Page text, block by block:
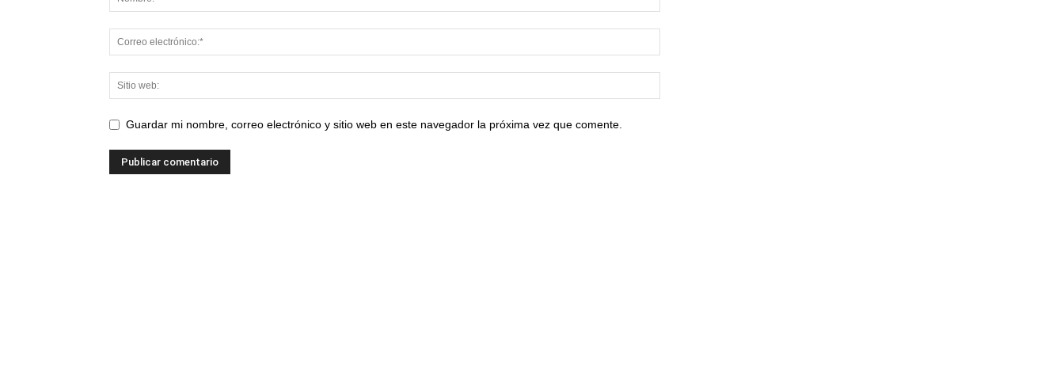
Guardar mi nombre, correo electrónico y sitio web en este navegador la próxima vez que comente.